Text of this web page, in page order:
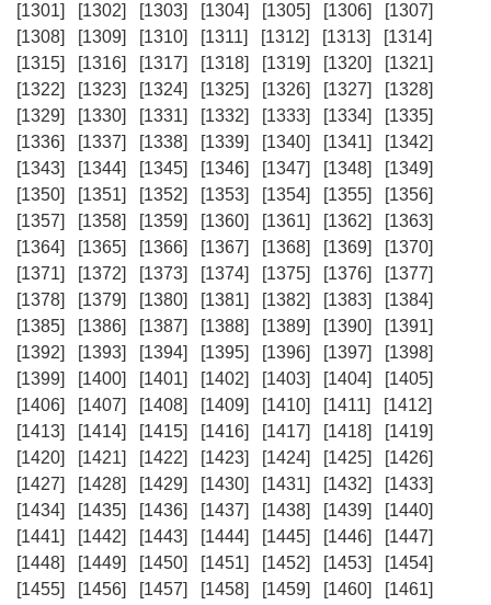
[1301]
[1302] [1303] [1304] [1305] [1306]
[1307]
[1308]
[1309] [1310] [1311] [1312] [1313]
[1314]
[1315]
[1316] [1317] [1318] [1319] [1320]
[1321]
[1322]
[1323] [1324] [1325] [1326] [1327]
[1328]
[1329]
[1330] [1331] [1332] [1333] [1334]
[1335]
[1336]
[1337] [1338] [1339] [1340] [1341]
[1342]
[1343]
[1344] [1345] [1346] [1347] [1348]
[1349]
[1350]
[1351] [1352] [1353] [1354] [1355]
[1356]
[1357]
[1358] [1359] [1360] [1361] [1362]
[1363]
[1364]
[1365] [1366] [1367] [1368] [1369]
[1370]
[1371]
[1372] [1373] [1374] [1375] [1376]
[1377]
[1378]
[1379] [1380] [1381] [1382] [1383]
[1384]
[1385]
[1386] [1387] [1388] [1389] [1390]
[1391]
[1392]
[1393] [1394] [1395] [1396] [1397]
[1398]
[1399]
[1400] [1401] [1402] [1403] [1404]
[1405]
[1406]
[1407] [1408] [1409] [1410] [1411]
[1412]
[1413]
[1414] [1415] [1416] [1417] [1418]
[1419]
[1420]
[1421] [1422] [1423] [1424] [1425]
[1426]
[1427]
[1428] [1429] [1430] [1431] [1432]
[1433]
[1434]
[1435] [1436] [1437] [1438] [1439]
[1440]
[1441]
[1442] [1443] [1444] [1445] [1446]
[1447]
[1448]
[1449] [1450] [1451] [1452] [1453]
[1454]
[1455]
[1456] [1457] [1458] [1459] [1460]
[1461]